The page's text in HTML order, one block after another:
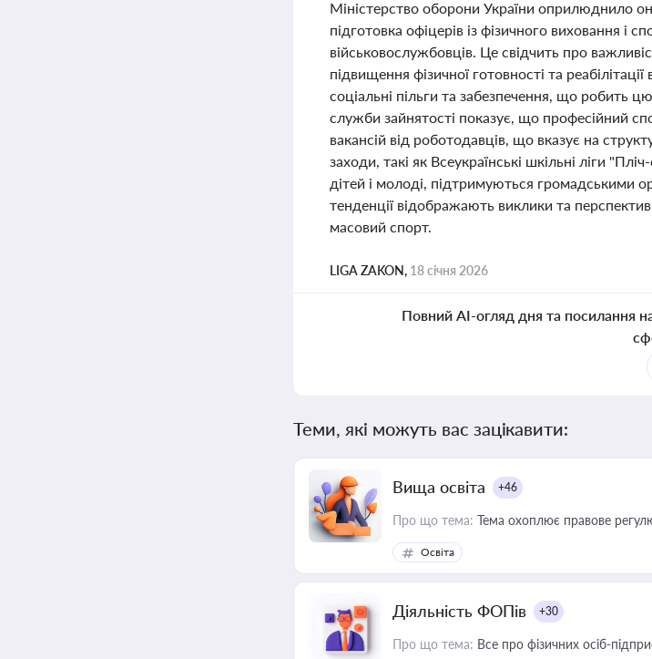
Міністерство оборони України оприлюднило
підготовка офіцерів із фізичного виховання і
військовослужбовців. Це свідчить про
підвищення фізичної готовності та
соціальні пільги та забезпечення, що робить
служби зайнятості показує, що професійний
вакансій від роботодавців, що вказує на
заходи, такі як Всеукраїнські шкільні ліги
дітей і молоді, підтримуються громадськими
тенденції відображають виклики та
масовий спорт.
LIGA ZAKON, 18 січня 2026
Повний AI-огляд дня та посилання
Теми, які можуть вас зацікавити:
Вища освіта +46
Про що тема: Тема охоплює правове
Освіта
Діяльність ФОПів +30
Про що тема: Все про фізичних осіб-